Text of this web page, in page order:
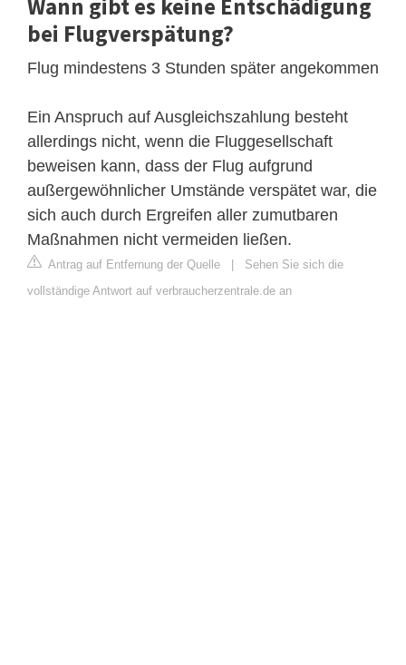
Wann gibt es keine Entschädigung
bei Flugverspätung?
Flug mindestens 3 Stunden später angekommen
Ein Anspruch auf Ausgleichszahlung besteht
allerdings nicht, wenn die Fluggesellschaft
beweisen kann, dass der Flug aufgrund
außergewöhnlicher Umstände verspätet war, die
sich auch durch Ergreifen aller zumutbaren
Maßnahmen nicht vermeiden ließen.
Antrag auf Entfernung der Quelle | Sehen Sie sich die
vollständige Antwort auf verbraucherzentrale.de an